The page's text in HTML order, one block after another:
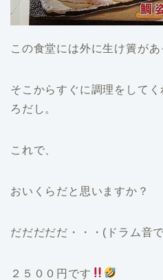
この食堂には外に生け簀があ
そこからすぐに調理をして
ろだし。
これで、
おいくらだと思いますか？
だだだだだ・・・(ドラム音
２５００円です